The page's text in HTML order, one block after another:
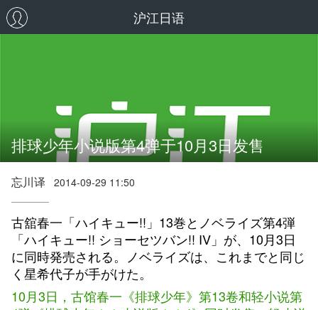
沪江日语
排球少年小说版第4弹于10月3日发售
忘川译 2014-09-29 11:50
古舘春一「ハイキュー!!」13巻とノベライズ第4弾
「ハイキュー!! ショーセツバン!! IV」が、10月3日
に同時発売される。ノベライズは、これまでと同じ
く星希代子が手がけた。
10月3日，古馆春一《排球少年》第13卷和轻小说第